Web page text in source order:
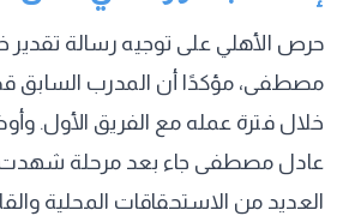
حرص الأهلي على توجيه رسالة تقدير
مصطفى، مؤكدًا أن المدرب السابق
خلال فترة عمله مع الفريق الأول.
عادل مصطفى جاء بعد مرحلة
العديد من الاستحقاقات المحلية